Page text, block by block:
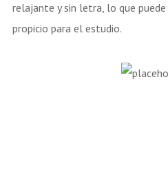
relajante y sin letra, lo que
propicio para el estudio.